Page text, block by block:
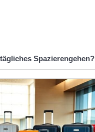
Spazierengehen?